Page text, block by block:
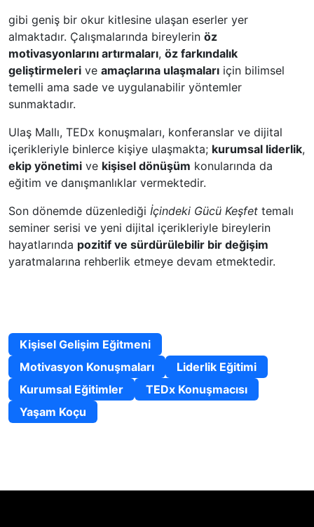
gibi geniş bir okur kitlesine ulaşan eserler yer
almaktadır. Çalışmalarında bireylerin öz
motivasyonlarını artırmaları, öz farkındalık
geliştirmeleri ve amaçlarına ulaşmaları için bilimsel
temelli ama sade ve uygulanabilir yöntemler
sunmaktadır.
Ulaş Mallı, TEDx konuşmaları, konferanslar ve dijital
içerikleriyle binlerce kişiye ulaşmakta; kurumsal liderlik,
ekip yönetimi ve kişisel dönüşüm konularında da
eğitim ve danışmanlıklar vermektedir.
Son dönemde düzenlediği İçindeki Gücü Keşfet temalı
seminer serisi ve yeni dijital içerikleriyle bireylerin
hayatlarında pozitif ve sürdürülebilir bir değişim
yaratmalarına rehberlik etmeye devam etmektedir.
Kişisel Gelişim Eğitmeni
Motivasyon Konuşmaları
Liderlik Eğitimi
Kurumsal Eğitimler
TEDx Konuşmacısı
Yaşam Koçu